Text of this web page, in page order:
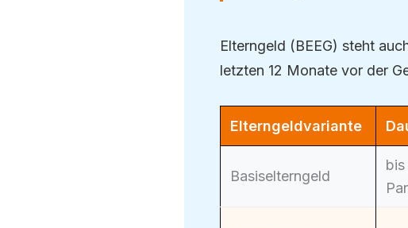
Elterngeld (BEEG) steht
letzten 12 Monate vor der
Elterngeldvariante
Basiselterngeld